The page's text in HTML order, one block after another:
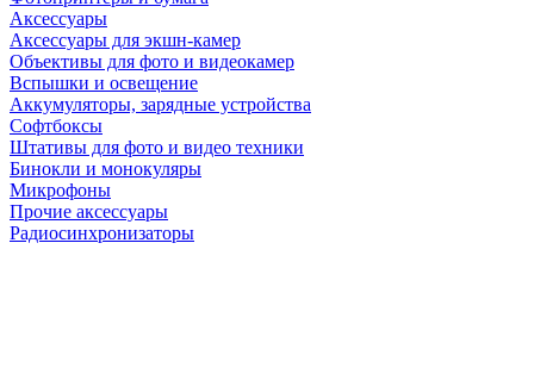
Аксессуары
Аксессуары для экшн-камер
Объективы для фото и видеокамер
Вспышки и освещение
Аккумуляторы, зарядные устройства
Софтбоксы
Штативы для фото и видео техники
Бинокли и монокуляры
Микрофоны
Прочие аксессуары
Радиосинхронизаторы